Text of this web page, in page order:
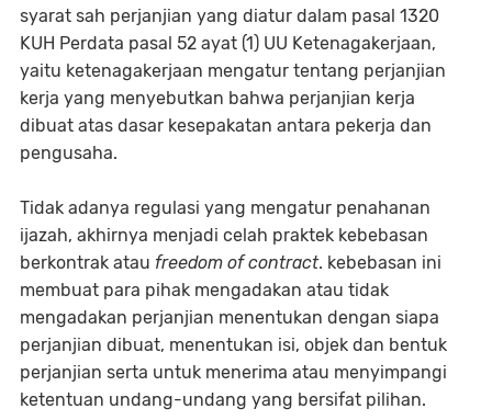
syarat sah perjanjian yang diatur dalam pasal 1320
KUH Perdata pasal 52 ayat (1) UU Ketenagakerjaan,
yaitu ketenagakerjaan mengatur tentang perjanjian
kerja yang menyebutkan bahwa perjanjian kerja
dibuat atas dasar kesepakatan antara pekerja dan
pengusaha.
Tidak adanya regulasi yang mengatur penahanan
ijazah, akhirnya menjadi celah praktek kebebasan
berkontrak atau freedom of contract. kebebasan ini
membuat para pihak mengadakan atau tidak
mengadakan perjanjian menentukan dengan siapa
perjanjian dibuat, menentukan isi, objek dan bentuk
perjanjian serta untuk menerima atau menyimpangi
ketentuan undang-undang yang bersifat pilihan.